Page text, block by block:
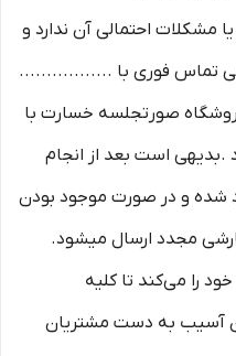
مشکلات احتمالی آن ندارد و
تماس فوری با .................
صورتجلسه خسارت با
است بعد از انجام
شده و در صورت موجود بودن
مجدد ارسال میشود.
را می‏‌کند تا کلیه
آسیب به دست مشتریان